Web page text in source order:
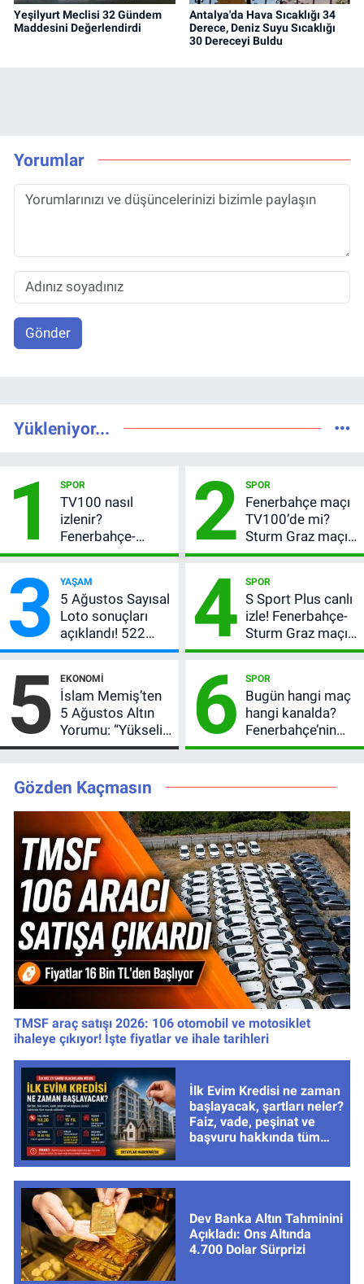
Yeşilyurt Meclisi 32 Gündem
Maddesini Değerlendirdi
Antalya'da Hava Sıcaklığı 34
Derece, Deniz Suyu Sıcaklığı
30 Dereceyi Buldu
Yorumlar
Gönder
Yükleniyor...
1 SPOR
TV100 nasıl
izlenir?
Fenerbahçe-
Sturm Graz maçı
bilgileri
2 SPOR
Fenerbahçe maçı
TV100’de mi?
Sturm Graz maçı
hangi kanalda,
3 YAŞAM
5 Ağustos Sayısal
Loto sonuçları
açıklandı! 522
milyon TL devretti
4 SPOR
S Sport Plus canlı
izle! Fenerbahçe-
Sturm Graz maçı
nasıl izlenir?
5 EKONOMI
İslam Memiş’ten
5 Ağustos Altın
Yorumu: “Yükseliş
Beklentim Devam
Kritik Uyarıyı Yaptı
6 SPOR
Bugün hangi maç
hangi kanalda?
Fenerbahçe’nin
Avrupa sınavı
Gözden Kaçmasın
TMSF araç satışı 2026: 106 otomobil ve motosiklet
ihaleye çıkıyor! İşte fiyatlar ve ihale tarihleri
İlk Evim Kredisi ne zaman
başlayacak, şartları neler?
Faiz, vade, peşinat ve
başvuru hakkında tüm
Dev Banka Altın Tahminini
Açıkladı: Ons Altında
4.700 Dolar Sürprizi